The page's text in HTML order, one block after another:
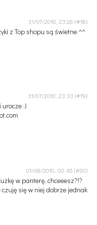
31/07/2010, 23:26
z Top shopu są świetne ^^
31/07/2010, 23:33
:)
01/08/2010, 00:45
w panterę, chceeesz?!?
się w niej dobrze jednak